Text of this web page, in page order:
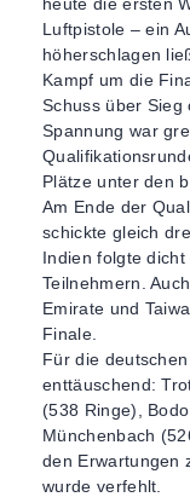
Luftpistole – ein
höherschlagen
Kampf um die
Schuss über
Spannung war
Plätze unter den
Am Ende der
schickte gleich
Indien folgte
Teilnehmern.
Emirate und
Finale.
Für die
enttäuschend:
(538 Ringe),
Münchenbach
den Erwartungen
wurde verfehlt.